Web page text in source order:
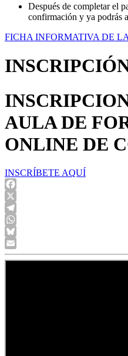
Después de completar el
confirmación y ya podrás
FICHA INFORMATIVA DE
AULA DE
ONLINE DE
INSCRÍBETE AQUÍ
Facebook
X
Telegram
WhatsApp
Bluesky
Email